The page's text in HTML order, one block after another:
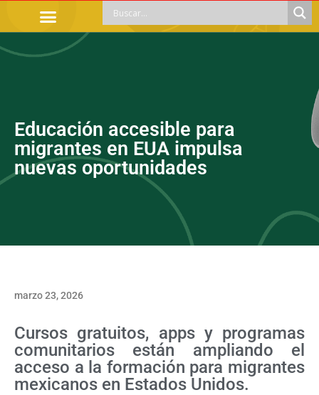
Educación accesible para
migrantes en EUA impulsa
nuevas oportunidades
marzo 23, 2026
Cursos gratuitos, apps y programas
comunitarios están ampliando el
acceso a la formación para migrantes
mexicanos en Estados Unidos.